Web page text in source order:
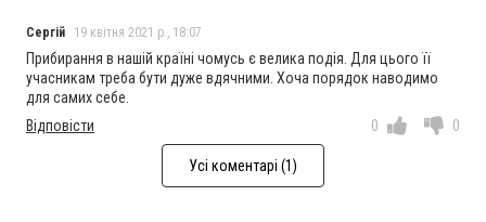
Сергій 19 квітня 2021 р., 18:07
Прибирання в нашій країні чомусь є велика подія. Для цього її
учасникам треба бути дуже вдячними. Хоча порядок наводимо
для самих себе.
Відповісти
0 0
Усі коментарі (1)